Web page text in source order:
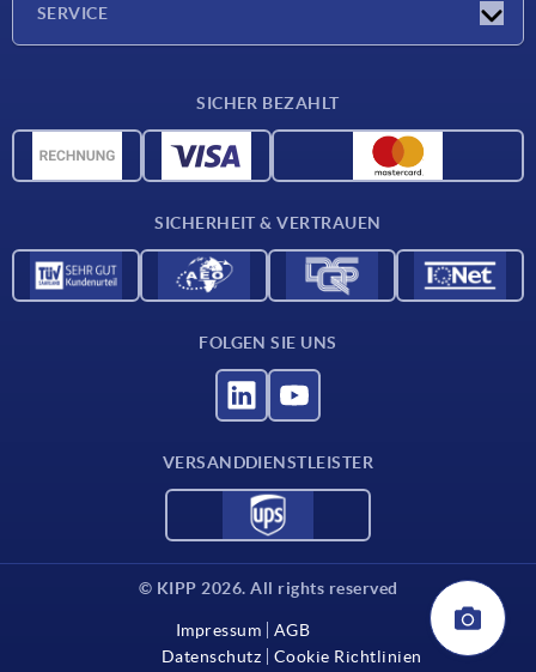
SERVICE
CAD-Daten
SICHER BEZAHLT
SICHERHEIT & VERTRAUEN
FOLGEN SIE UNS
VERSANDDIENSTLEISTER
© KIPP 2026. All rights reserved
Impressum
AGB
Datenschutz
Cookie Richtlinien